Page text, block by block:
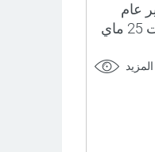
عام
إدارة مركزية. وكان رئيس الجمهوريّة قيس سعيد، قرر مساء السبت 25 ماي